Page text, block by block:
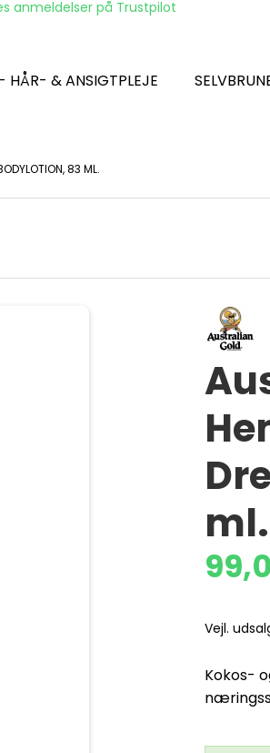
anmeldelser på Trustpilot
HÅR- & ANSIGTPLEJE
83 ML.
ml.
Vejl.
Kokos-